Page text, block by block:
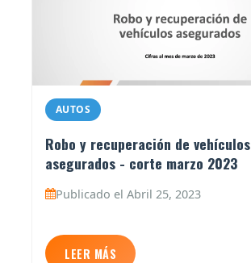
AUTOS
Robo y recuperación de vehículos
asegurados - corte marzo 2023
Publicado el Abril 25, 2023
LEER MÁS